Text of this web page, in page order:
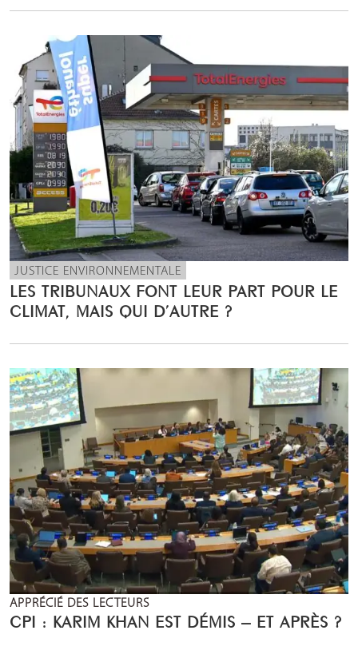
JUSTICE ENVIRONNEMENTALE
LES TRIBUNAUX FONT LEUR PART POUR LE
CLIMAT, MAIS QUI D’AUTRE ?
APPRÉCIÉ DES LECTEURS
CPI : KARIM KHAN EST DÉMIS – ET APRÈS ?